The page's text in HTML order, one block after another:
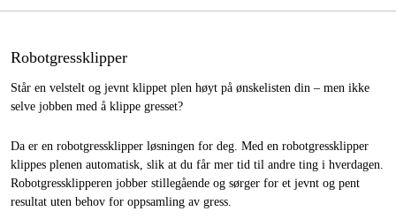
Robotgressklipper
Står en velstelt og jevnt klippet plen høyt på ønskelisten din – men ikke
selve jobben med å klippe gresset?
Da er en robotgressklipper løsningen for deg. Med en robotgressklipper
klippes plenen automatisk, slik at du får mer tid til andre ting i hverdagen.
Robotgressklipperen jobber stillegående og sørger for et jevnt og pent
resultat uten behov for oppsamling av gress.